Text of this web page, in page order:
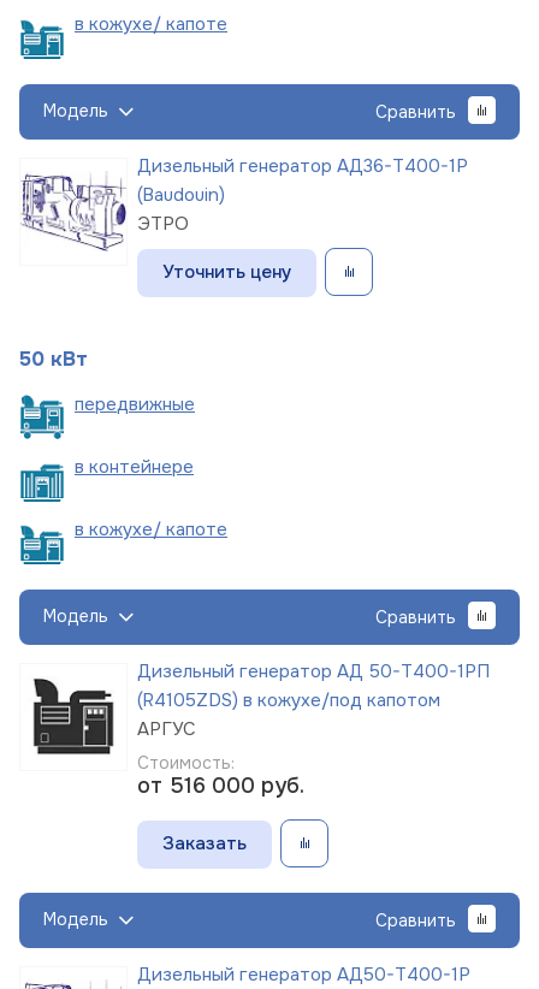
в кожухе/ капоте
Модель Сравнить
Дизельный генератор АД36-Т400-1Р
(Baudouin)
ЭТРО
Уточнить цену
50 кВт
передвижные
в контейнере
в кожухе/ капоте
Модель Сравнить
Дизельный генератор АД 50-Т400-1РП
(R4105ZDS) в кожухе/под капотом
АРГУС
Стоимость:
от 516 000 руб.
Заказать
Модель Сравнить
Дизельный генератор АД50-Т400-1Р